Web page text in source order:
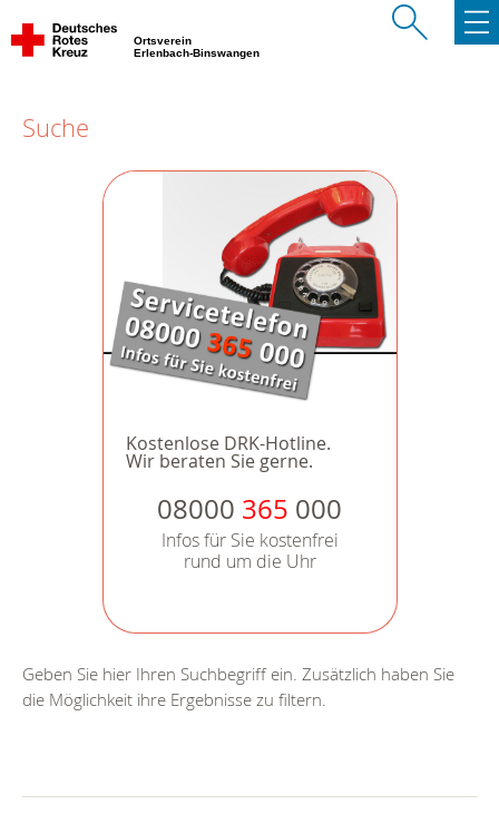
Ortsverein
Erlenbach-Binswangen
Suche
Kostenlose DRK-Hotline.
Wir beraten Sie gerne.
08000 365 000
Infos für Sie kostenfrei
rund um die Uhr
Geben Sie hier Ihren Suchbegriff ein. Zusätzlich haben Sie
die Möglichkeit ihre Ergebnisse zu filtern.